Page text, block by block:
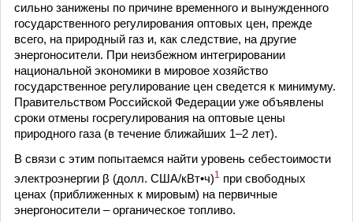
сильно занижены по причине временного и вынужденного
государственного регулирования оптовых цен, прежде
всего, на природный газ и, как следствие, на другие
энергоносители. При неизбежном интегрировании
национальной экономики в мировое хозяйство
государственное регулирование цен сведется к минимуму.
Правительством Российской Федерации уже объявлены
сроки отмены госрегулирования на оптовые цены
природного газа (в течение ближайших 1–2 лет).
В связи с этим попытаемся найти уровень себестоимости
электроэнергии β (долл. США/кВт•ч)1 при свободных
ценах (приближенных к мировым) на первичные
энергоносители – органическое топливо.